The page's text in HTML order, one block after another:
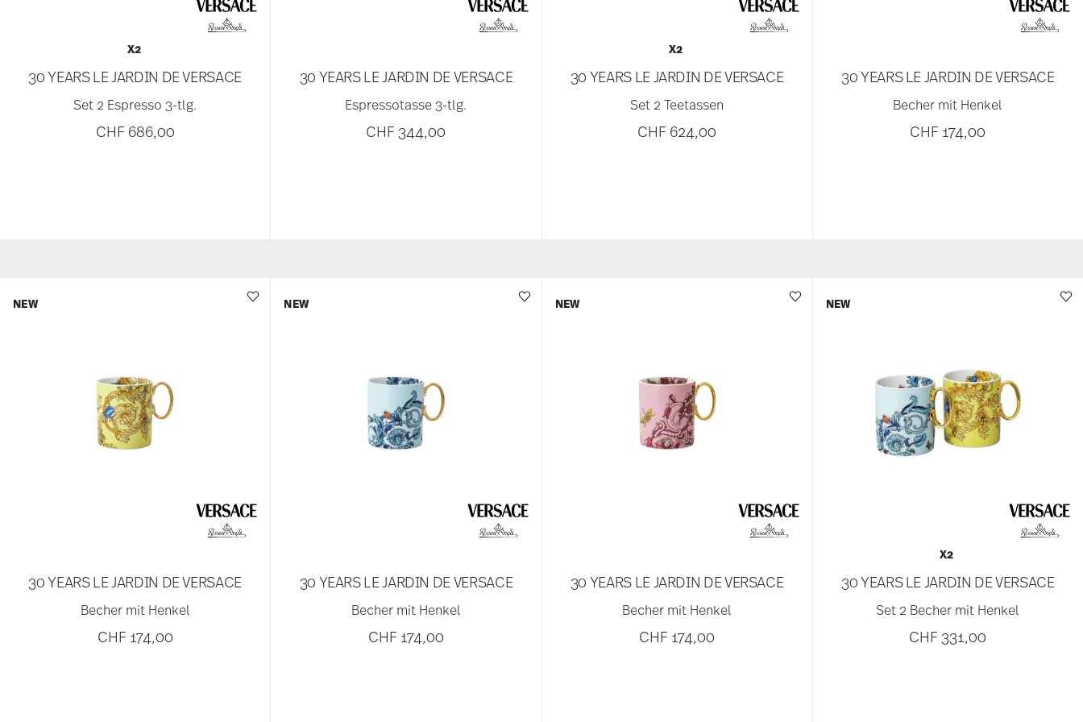
X2
30 YEARS LE JARDIN DE VERSACE
Set 2 Espresso 3-tlg.
CHF 686,00
30 YEARS LE JARDIN DE VERSACE
Espressotasse 3-tlg.
CHF 344,00
X2
30 YEARS LE JARDIN DE VERSACE
Set 2 Teetassen
CHF 624,00
30 YEARS LE JARDIN DE VERSACE
Becher mit Henkel
CHF 174,00
30 YEARS LE JARDIN DE VERSACE
Becher mit Henkel
CHF 174,00
NEW
30 YEARS LE JARDIN DE VERSACE
Becher mit Henkel
CHF 174,00
NEW
30 YEARS LE JARDIN DE VERSACE
Becher mit Henkel
CHF 174,00
NEW
X2
30 YEARS LE JARDIN DE VERSACE
Set 2 Becher mit Henkel
CHF 331,00
NEW